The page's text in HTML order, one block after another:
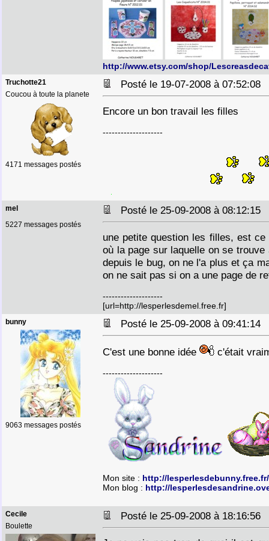
http://www.etsy.com/shop/
Truchotte21
Coucou à toute la planete
4171 messages postés
Posté le 19-07-2008 à 07:52:08
Encore un bon travail les filles
--------------------
mel
5227 messages postés
Posté le 25-09-2008 à 08:12:15
une petite question les filles, est
où la page sur laquelle on se
depuis le bug, on ne l'a plus et ça
on ne sait pas si on a une page de
--------------------
[url=http://lesperlesdemel.free.fr]
bunny
9063 messages postés
Posté le 25-09-2008 à 09:41:14
C'est une bonne idée c'était
--------------------
Mon site : http://lesperlesdebunny.free.fr/
Mon blog : http://
Cecile
Boulette
Posté le 25-09-2008 à 18:16:56